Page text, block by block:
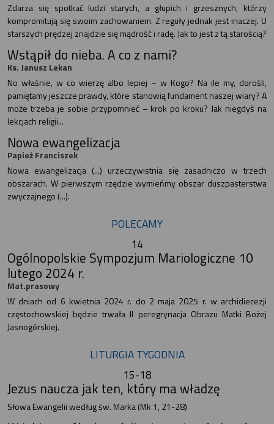
Zdarza się spotkać ludzi starych, a głupich i grzesznych, którzy
kompromitują się swoim zachowaniem. Z reguły jednak jest inaczej. U
starszych prędzej znajdzie się mądrość i radę. Jak to jest z tą starością?
Wstąpił do nieba. A co z nami?
Ks. Janusz Lekan
No właśnie, w co wierzę albo lepiej – w Kogo? Na ile my, dorośli,
pamiętamy jeszcze prawdy, które stanowią fundament naszej wiary? A
może trzeba je sobie przypomnieć – krok po kroku? Jak niegdyś na
lekcjach religii...
Nowa ewangelizacja
Papież Franciszek
Nowa ewangelizacja (...) urzeczywistnia się zasadniczo w trzech
obszarach. W pierwszym rzędzie wymieńmy obszar duszpasterstwa
zwyczajnego (...).
POLECAMY
14
Ogólnopolskie Sympozjum Mariologiczne 10
lutego 2024 r.
Mat.prasowy
W dniach od 6 kwietnia 2024 r. do 2 maja 2025 r. w archidiecezji
częstochowskiej będzie trwała II peregrynacja Obrazu Matki Bożej
Jasnogórskiej.
LITURGIA TYGODNIA
15-18
Jezus naucza jak ten, który ma władzę
Słowa Ewangelii według św. Marka (Mk 1, 21-28)